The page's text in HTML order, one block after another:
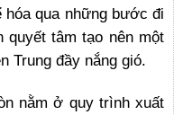
qua những bước đi
quyết tâm tạo nên một
Trung đầy nắng gió.
nằm ở quy trình xuất